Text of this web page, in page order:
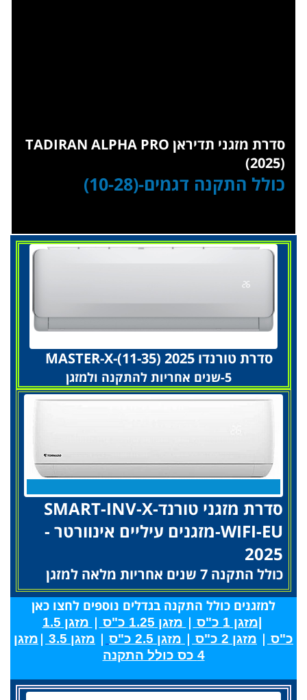
סדרת מזגני תדיראן TADIRAN ALPHA PRO
(2025)
כולל התקנה דגמים-(10-28)
סדרת טורנדו 2025 MASTER-X-(11-35)ׂ
5-שנים אחריות להתקנה ולמזגן
סדרת מזגני טורנדSMART-INV-X-
WIFI-EU-מזגנים עיליים אינוורטר -
2025
כולל התקנה 7 שנים אחריות מלאה למזגן
למזגנים כולל התקנה בגדלים נוספים לחצו כאן
|מזגן 1 כ"ס | מזגן 1.25 כ"ס |
מזגן 1.5
כ"ס | מזגן 2 כ"ס | מזגן 2.5 כ"ס | מזגן 3.5 | מזגן
4 כס כולל התקנה